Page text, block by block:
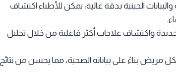
الجينية بدقة عالية، يمكن للأطباء اكتشاف
واكتشاف علاجات أكثر فاعلية من خلال تحليل
بناءً على بياناته الصحية، مما يحسن من نتائج